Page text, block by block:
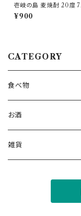
壱岐の島 麦焼酎 20度 720ml
【壱岐の蔵酒造】
¥900
CATEGORY
食べ物
うに
ご飯・お酒のお供
お酒
焼酎
雑貨